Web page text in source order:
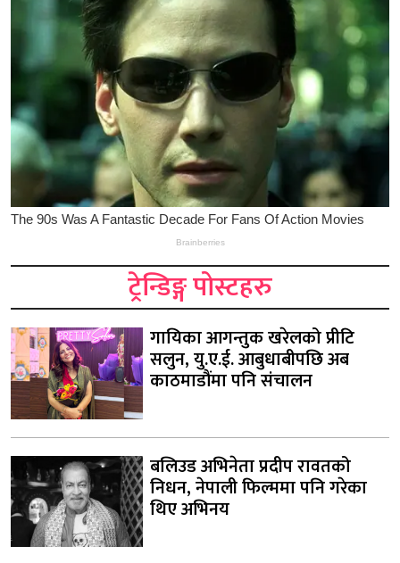
ट्रेन्डिङ्ग पोस्टहरु
गायिका आगन्तुक खरेलको प्रीटि
सलुन, यु.ए.ई. आबुधाबीपछि अब
काठमाडौंमा पनि संचालन
बलिउड अभिनेता प्रदीप रावतको
निधन, नेपाली फिल्ममा पनि गरेका
थिए अभिनय